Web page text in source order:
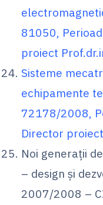
81050,
proiect
Sisteme
echipamente
72178/2008,
Director
Noi generaţii
– design şi
2007/2008 –